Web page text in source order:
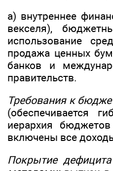
а) внутреннее
векселя),
использование
продажа ценных
банков и
правительств.
Требования к
(обеспечивается
иерархия
включены все
Покрытие